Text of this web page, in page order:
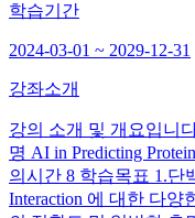
학습기간
2024-03-01 ~ 2029-12-31
강좌소개
강의 소개 및 개요입니
명 AI in Predicting
의시간 8 학습목표 1.단
Interaction 에 대한 다